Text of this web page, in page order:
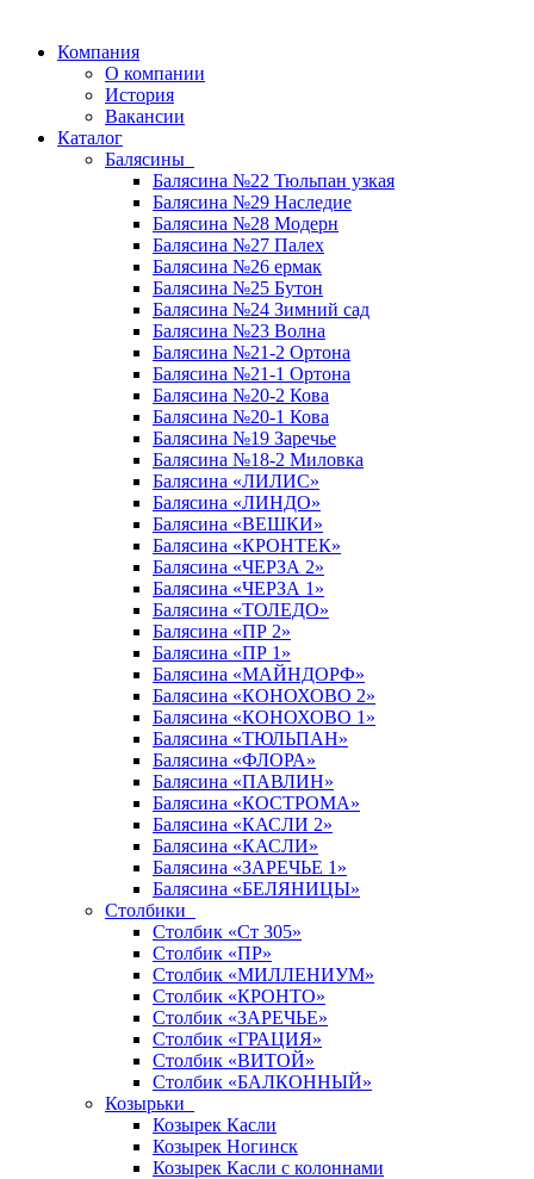
Компания
О компании
История
Вакансии
Каталог
Балясины
Балясина №22 Тюльпан узкая
Балясина №29 Наследие
Балясина №28 Модерн
Балясина №27 Палех
Балясина №26 ермак
Балясина №25 Бутон
Балясина №24 Зимний сад
Балясина №23 Волна
Балясина №21-2 Ортона
Балясина №21-1 Ортона
Балясина №20-2 Кова
Балясина №20-1 Кова
Балясина №19 Заречье
Балясина №18-2 Миловка
Балясина «ЛИЛИС»
Балясина «ЛИНДО»
Балясина «ВЕШКИ»
Балясина «КРОНТЕК»
Балясина «ЧЕРЗА 2»
Балясина «ЧЕРЗА 1»
Балясина «ТОЛЕДО»
Балясина «ПР 2»
Балясина «ПР 1»
Балясина «МАЙНДОРФ»
Балясина «КОНОХОВО 2»
Балясина «КОНОХОВО 1»
Балясина «ТЮЛЬПАН»
Балясина «ФЛОРА»
Балясина «ПАВЛИН»
Балясина «КОСТРОМА»
Балясина «КАСЛИ 2»
Балясина «КАСЛИ»
Балясина «ЗАРЕЧЬЕ 1»
Балясина «БЕЛЯНИЦЫ»
Столбики
Столбик «Ст 305»
Столбик «ПР»
Столбик «МИЛЛЕНИУМ»
Столбик «КРОНТО»
Столбик «ЗАРЕЧЬЕ»
Столбик «ГРАЦИЯ»
Столбик «ВИТОЙ»
Столбик «БАЛКОННЫЙ»
Козырьки
Козырек Касли
Козырек Ногинск
Козырек Касли с колоннами